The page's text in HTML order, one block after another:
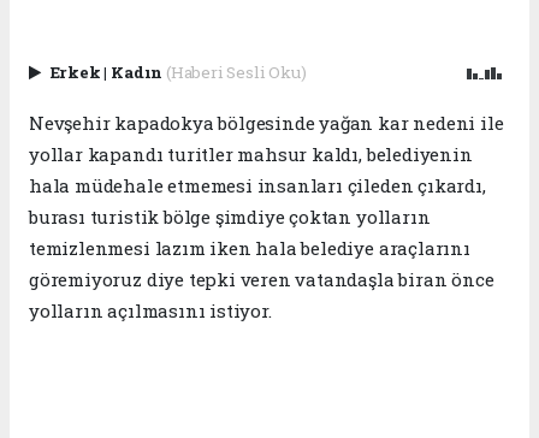
Erkek| Kadın (Haberi Sesli Oku)
Nevşehir kapadokya bölgesinde yağan kar nedeni ile
yollar kapandı turitler mahsur kaldı, belediyenin
hala müdehale etmemesi insanları çileden çıkardı,
burası turistik bölge şimdiye çoktan yolların
temizlenmesi lazım iken hala belediye araçlarını
göremiyoruz diye tepki veren vatandaşla biran önce
yolların açılmasını istiyor.